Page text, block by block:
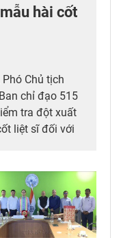
hài cốt
Chủ tịch
chỉ đạo 515
tra đột xuất
liệt sĩ đối với
sĩ tham gia